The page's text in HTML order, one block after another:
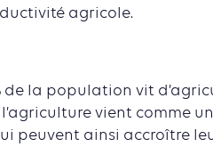
agricole.
de la population vit
vient comme
peuvent ainsi accroître